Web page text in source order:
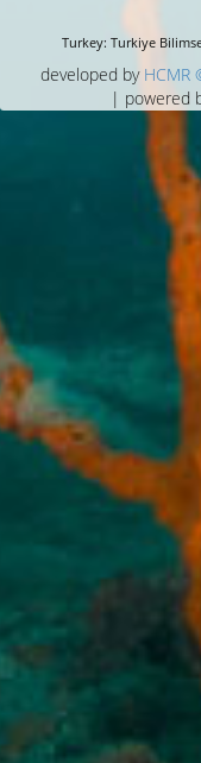
Turkey: Turkiye
developed by HCMR
| powered